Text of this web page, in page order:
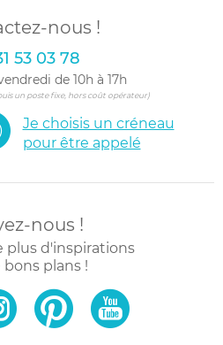
nous !
53 03 78
de 10h à 17h
un poste fixe, hors coût opérateur)
Je choisis un créneau
pour être appelé
nous !
plus d'inspirations
plans !